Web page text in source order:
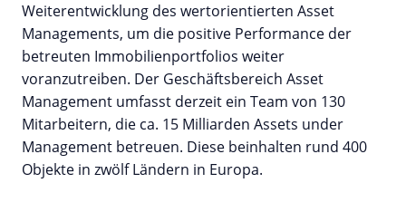
Weiterentwicklung des wertorientierten Asset
Managements, um die positive Performance der
betreuten Immobilienportfolios weiter
voranzutreiben. Der Geschäftsbereich Asset
Management umfasst derzeit ein Team von 130
Mitarbeitern, die ca. 15 Milliarden Assets under
Management betreuen. Diese beinhalten rund 400
Objekte in zwölf Ländern in Europa.